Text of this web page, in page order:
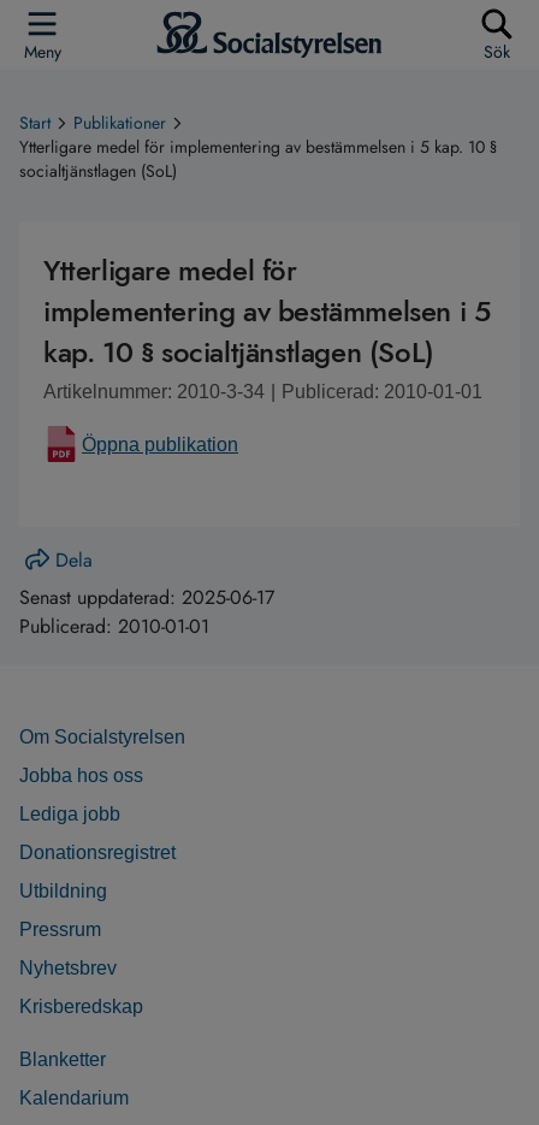
Meny Sök
Start
Publikationer
Ytterligare medel för implementering av bestämmelsen i 5 kap. 10 §
socialtjänstlagen (SoL)
Ytterligare medel för
implementering av bestämmelsen i 5
kap. 10 § socialtjänstlagen (SoL)
Artikelnummer: 2010-3-34 Publicerad: 2010-01-01
Öppna publikation
Dela
Senast uppdaterad: 2025-06-17
Publicerad: 2010-01-01
Om Socialstyrelsen
Jobba hos oss
Lediga jobb
Donationsregistret
Utbildning
Pressrum
Nyhetsbrev
Krisberedskap
Blanketter
Kalendarium